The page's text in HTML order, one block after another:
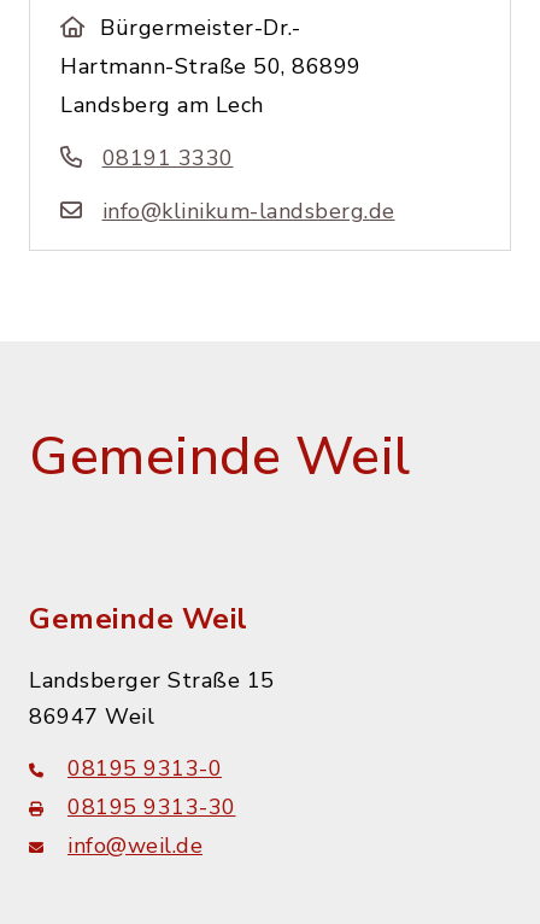
Bürgermeister-Dr.-
Hartmann-Straße 50, 86899
Landsberg am Lech
08191 3330
info@klinikum-landsberg.de
Gemeinde Weil
Gemeinde Weil
Landsberger Straße 15
86947 Weil
08195 9313-0
08195 9313-30
info@weil.de